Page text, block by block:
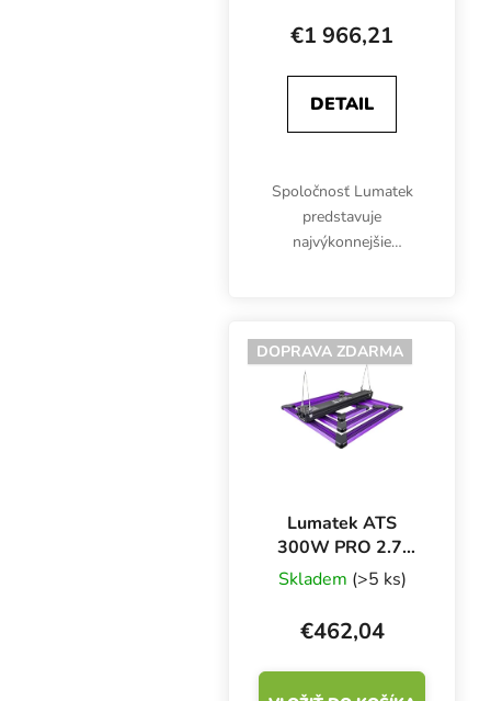
€1 966,21
DETAIL
Spoločnosť Lumatek
predstavuje
najvýkonnejšie
svetelnými segmentmi
na pestovanie na ploche
2x1,5 m. Extrémne...
DOPRAVA ZDARMA
Lumatek ATS
300W PRO 2.7,
LED svietidlo
Skladem (>5 ks)
€462,04